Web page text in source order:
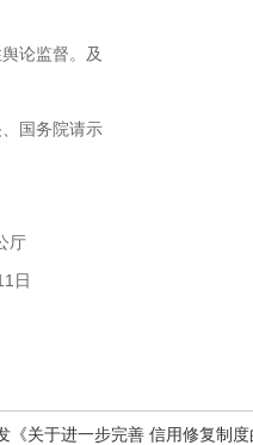
论监督。及
国务院请示
办公厅
月11日
《关于进一步完善 信用修复制